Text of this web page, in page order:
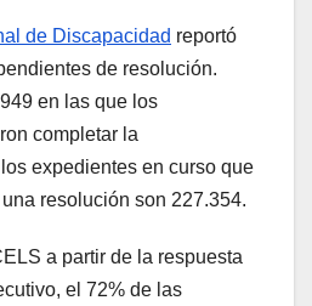
de Discapacidad reportó
de resolución.
en las que los
completar la
expedientes en curso que
resolución son 227.354.
a partir de la respuesta
el 72% de las